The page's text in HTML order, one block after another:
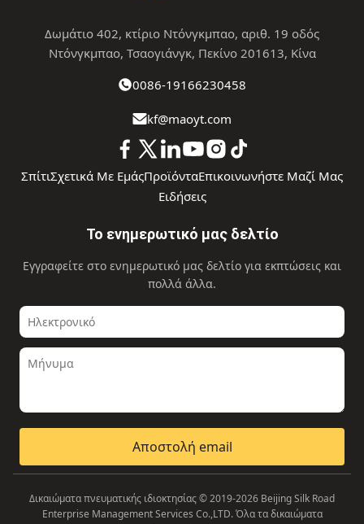
Δωμάτιο 402, κτίριο Ντόνγκμπαο, αριθ. 19 οδός
Ντόνγκμπαο, Τσαογιάνγκ, Πεκίνο 201613, Κίνα
0086-19166230458
kf@maoyt.com
ΣπίτιΣχετικά Με ΕμάςΠροϊόνταΕπικοινωνήστε Μαζί Μας
Ειδήσεις
Το ενημερωτικό μας δελτίο
Εγγραφείτε στο ενημερωτικό μας δελτίο για εκπτώσεις και
πολλά άλλα.
Αποστολή email
Δικαιώματα πνευματικής ιδιοκτησίας © 2019-2026 Beijing Silk Road
Enterprise Management Services Co.,LTD. Όλα τα δικαιώματα